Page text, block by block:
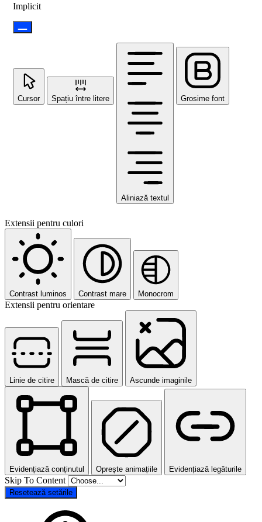
Implicit
Cursor Spațiu între litere
Aliniază textul
Grosime font
Extensii pentru culori
Contrast luminos Contrast mare Monocrom
Extensii pentru orientare
Linie de citire Mască de citire Ascunde imaginile
Evidențiază conținutul Oprește animațiile Evidențiază legăturile
Skip To Content
Resetează setările